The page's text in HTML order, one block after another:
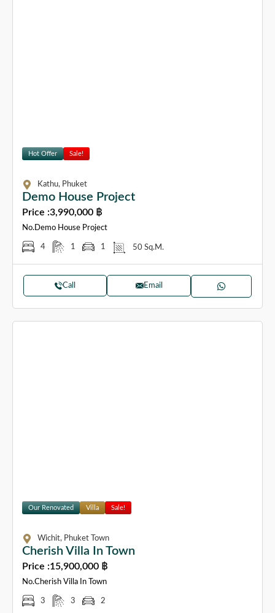
Hot Offer Sale!
Kathu, Phuket
Demo House Project
Price :3,990,000 ฿
No.Demo House Project
4 1 1 50 Sq.M.
Call Email
Our Renovated Villa Sale!
Wichit, Phuket Town
Cherish Villa In Town
Price :15,900,000 ฿
No.Cherish Villa In Town
3 3 2